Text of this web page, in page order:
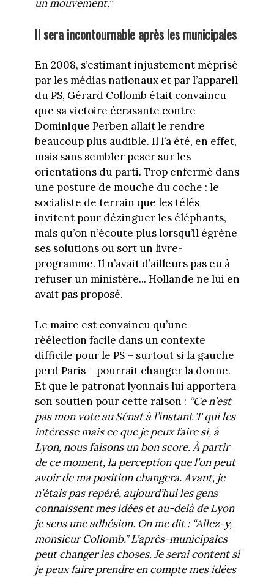
un mouvement.”
Il sera incontournable après les municipales
En 2008, s’estimant injustement méprisé
par les médias nationaux et par l’appareil
du PS, Gérard Collomb était convaincu
que sa victoire écrasante contre
Dominique Perben allait le rendre
beaucoup plus audible. Il l’a été, en effet,
mais sans sembler peser sur les
orientations du parti. Trop enfermé dans
une posture de mouche du coche : le
socialiste de terrain que les télés
invitent pour dézinguer les éléphants,
mais qu’on n’écoute plus lorsqu’il égrène
ses solutions ou sort un livre-
programme. Il n’avait d’ailleurs pas eu à
refuser un ministère... Hollande ne lui en
avait pas proposé.
Le maire est convaincu qu’une
réélection facile dans un contexte
difficile pour le PS – surtout si la gauche
perd Paris – pourrait changer la donne.
Et que le patronat lyonnais lui apportera
son soutien pour cette raison : “Ce n’est
pas mon vote au Sénat à l’instant T qui les
intéresse mais ce que je peux faire si, à
Lyon, nous faisons un bon score. À partir
de ce moment, la perception que l’on peut
avoir de ma position changera. Avant, je
n’étais pas repéré, aujourd’hui les gens
connaissent mes idées et au-delà de Lyon
je sens une adhésion. On me dit : “Allez-y,
monsieur Collomb.” L’après-municipales
peut changer les choses. Je serai content si
je peux faire prendre en compte mes idées